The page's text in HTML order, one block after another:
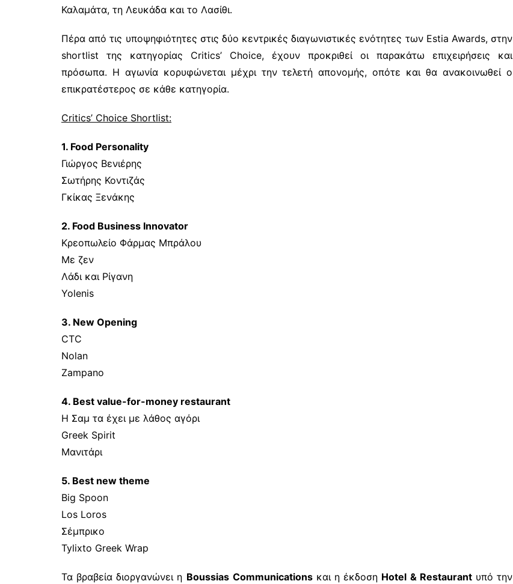
Καλαμάτα, τη Λευκάδα και το Λασίθι.
Πέρα από τις υποψηφιότητες στις δύο κεντρικές διαγωνιστικές ενότητες των Estia Awards, στην
shortlist της κατηγορίας Critics’ Choice, έχουν προκριθεί οι παρακάτω επιχειρήσεις και
πρόσωπα. Η αγωνία κορυφώνεται μέχρι την τελετή απονομής, οπότε και θα ανακοινωθεί ο
επικρατέστερος σε κάθε κατηγορία.
Critics’ Choice Shortlist:
1. Food Personality
Γιώργος Βενιέρης
Σωτήρης Κοντιζάς
Γκίκας Ξενάκης
2. Food Business Innovator
Κρεοπωλείο Φάρμας Μπράλου
Με ζεν
Λάδι και Ρίγανη
Yolenis
3. New Opening
CTC
Nolan
Zampano
4. Best value-for-money restaurant
Η Σαμ τα έχει με λάθος αγόρι
Greek Spirit
Μανιτάρι
5. Best new theme
Big Spoon
Los Loros
Σέμπρικο
Tylixto Greek Wrap
Τα βραβεία διοργανώνει η Boussias Communicationsκαι η έκδοση Hotel & Restaurantυπό την